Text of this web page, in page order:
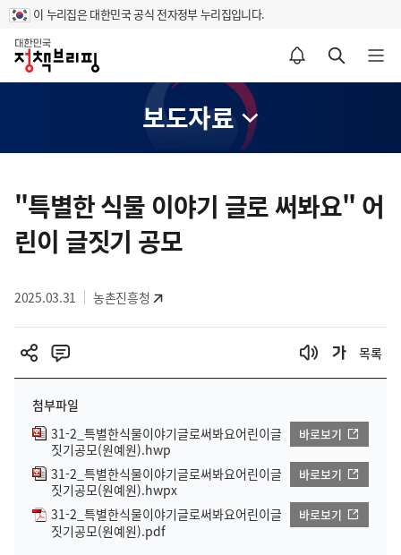
이 누리집은 대한민국 공식 전자정부 누리집입니다.
홈
알림설정 바로가기 검색 바로가기 메뉴 열기
보도자료
텐
영
"특별한 식물 이야기 글로 써봐요" 어
린이 글짓기 공모
2025.03.31 농촌진흥청
목록
첨부파일
31-2_특별한식물이야기글로써봐요어린이글
짓기공모(원예원).hwp
바로보기
31-2_특별한식물이야기글로써봐요어린이글
짓기공모(원예원).hwpx
바로보기
31-2_특별한식물이야기글로써봐요어린이글
짓기공모(원예원).pdf
바로보기